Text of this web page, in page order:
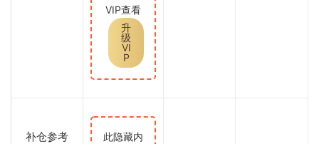
VIP查看
升
级
VI
P
补仓参考
此隐藏内